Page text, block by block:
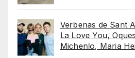
Verbenas de Sant
La Love You,
Michenlo, Maria